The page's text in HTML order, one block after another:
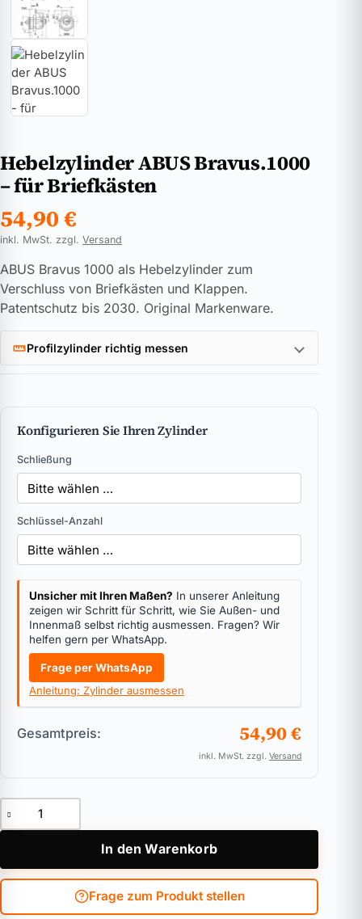
Hebelzylinder ABUS Bravus.1000
– für Briefkästen
54,90€
inkl. MwSt. zzgl. Versand
ABUS Bravus 1000 als Hebelzylinder zum
Verschluss von Briefkästen und Klappen.
Patentschutz bis 2030. Original Markenware.
Profilzylinder richtig messen
Konfigurieren Sie Ihren Zylinder
Schließung
Schlüssel-Anzahl
Unsicher mit Ihren Maßen? In unserer Anleitung
zeigen wir Schritt für Schritt, wie Sie Außen- und
Innenmaß selbst richtig ausmessen. Fragen? Wir
helfen gern per WhatsApp.
Frage per WhatsApp
Anleitung: Zylinder ausmessen
Gesamtpreis: 54,90 €
inkl. MwSt. zzgl.Versand
Hebelzylinder ABUS Bravus.1000 - für Briefkästen Menge
In den Warenkorb
Frage zum Produkt stellen